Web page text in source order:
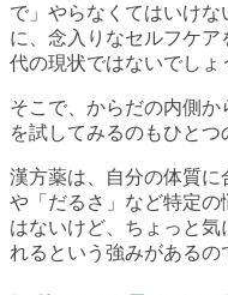
で」やらなくてはいけ
に、念入りなセルフケ
代の現状ではないでしょ
そこで、からだの内側か
を試してみるのもひとつ
漢方薬は、自分の体質に
や「だるさ」など特定
はないけど、ちょっと気
れるという強みがあるの